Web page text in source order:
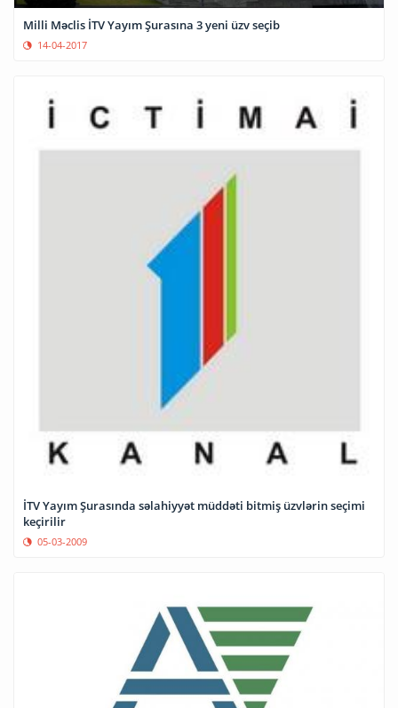
Milli Məclis İTV Yayım Şurasına 3 yeni üzv seçib
14-04-2017
İTV Yayım Şurasında səlahiyyət müddəti bitmiş üzvlərin seçimi
keçirilir
05-03-2009